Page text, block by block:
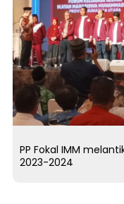
PP Fokal IMM
2023-2024